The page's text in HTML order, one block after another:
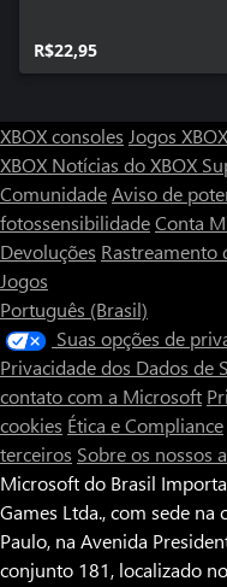
R$22,95
XBOX consoles Jogos XBOX
XBOX Notícias do XBOX
ComunidadeAviso de
fotossensibilidadeConta
Devoluções Rastreamento
Jogos
Português (Brasil)
Suas opções de
Privacidade dos Dados de
contato com a Microsoft
cookies Ética e Compliance
terceiros Sobre os nossos
Microsoft do Brasil
Games Ltda., com sede na
Paulo, na Avenida
conjunto 181, localizado